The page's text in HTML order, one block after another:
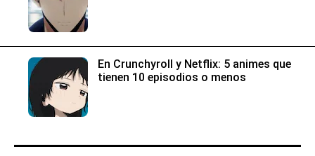
En Crunchyroll y Netflix: 5 animes que
tienen 10 episodios o menos